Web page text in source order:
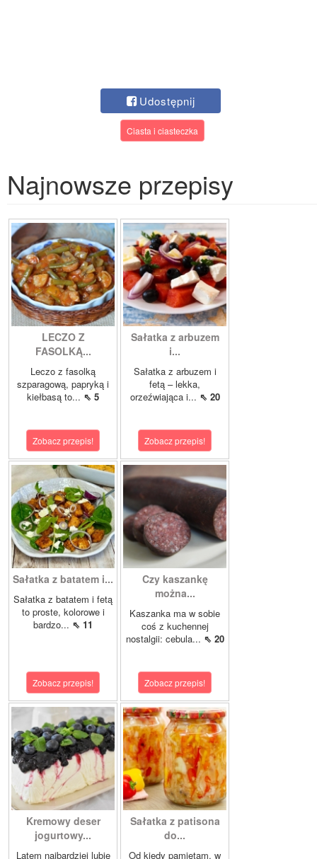
Udostępnij
Ciasta i ciasteczka
Najnowsze przepisy
LECZO Z
FASOLKĄ...
Leczo z fasolką
szparagową, papryką i
kiełbasą to... ⇖ 5
Zobacz przepis!
Sałatka z arbuzem
i...
Sałatka z arbuzem i
fetą – lekka,
orzeźwiająca i... ⇖ 20
Zobacz przepis!
Sałatka z batatem i...
Sałatka z batatem i fetą
to proste, kolorowe i
bardzo... ⇖ 11
Zobacz przepis!
Czy kaszankę
można...
Kaszanka ma w sobie
coś z kuchennej
nostalgii: cebula... ⇖ 20
Zobacz przepis!
Kremowy deser
jogurtowy...
Latem najbardziej lubię
Sałatka z patisona
do...
Od kiedy pamiętam, w